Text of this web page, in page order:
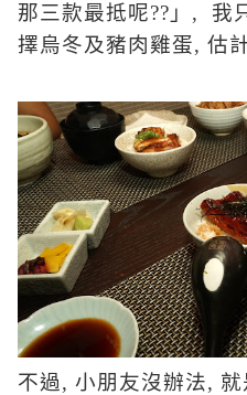
那三款最抵呢?? 」, 我
擇烏冬及豬肉雞蛋, 估
不過, 小朋友沒辦法,